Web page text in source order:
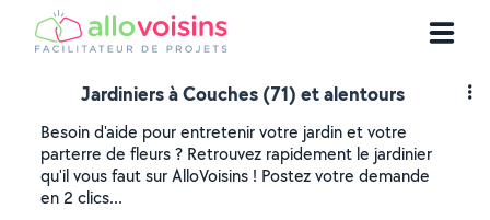
Jardiniers à Couches (71) et alentours
Besoin d'aide pour entretenir votre jardin et votre
parterre de fleurs ? Retrouvez rapidement le jardinier
qu'il vous faut sur AlloVoisins ! Postez votre demande
en 2 clics...